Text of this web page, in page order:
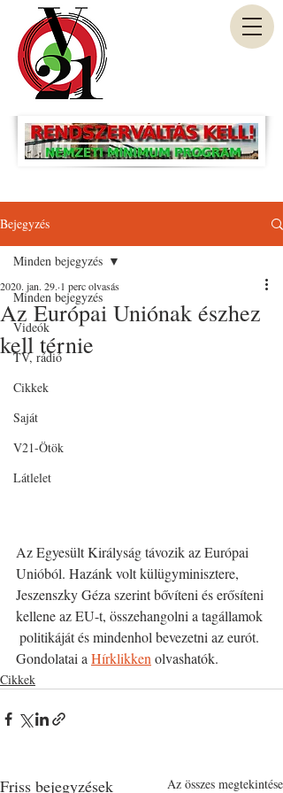
Bejegyzés
Minden bejegyzés
Videók
TV, rádió
Cikkek
Saját
V21-Ötök
Látlelet
Minden bejegyzés
Az Európai Uniónak észhez
kell térnie
2020. jan. 29. 1 perc olvasás
Az Egyesült Királyság távozik az Európai
Unióból. Hazánk volt külügyminisztere,
Jeszenszky Géza szerint bővíteni és erősíteni
kellene az EU-t, összehangolni a tagállamok
politikáját és mindenhol bevezetni az eurót.
Gondolatai a Hírklikken olvashatók.
Cikkek
Friss bejegyzések Az összes megtekintése